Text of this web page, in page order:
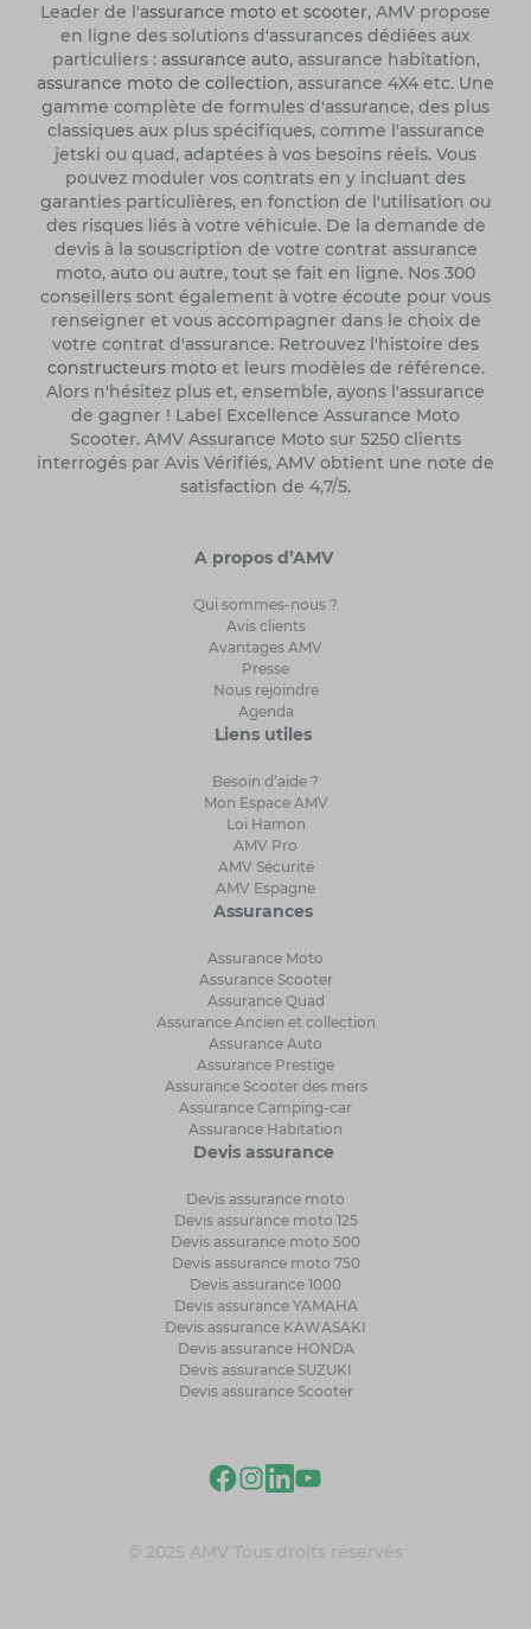
Leader de l'assurance moto et scooter, AMV propose
en ligne des solutions d'assurances dédiées aux
particuliers : assurance auto, assurance habitation,
assurance moto de collection, assurance 4X4 etc. Une
gamme complète de formules d'assurance, des plus
classiques aux plus spécifiques, comme l'assurance
jetski ou quad, adaptées à vos besoins réels. Vous
pouvez moduler vos contrats en y incluant des
garanties particulières, en fonction de l'utilisation ou
des risques liés à votre véhicule. De la demande de
devis à la souscription de votre contrat assurance
moto, auto ou autre, tout se fait en ligne. Nos 300
conseillers sont également à votre écoute pour vous
renseigner et vous accompagner dans le choix de
votre contrat d'assurance. Retrouvez l'histoire des
constructeurs motoet leurs modèles de référence.
Alors n'hésitez plus et, ensemble, ayons l'assurance
de gagner ! Label Excellence Assurance Moto
Scooter. AMV Assurance Moto sur 5250 clients
interrogés par Avis Vérifiés, AMV obtient une note de
satisfaction de 4,7/5.
A propos d’AMV
Qui sommes-nous ?
Avis clients
Avantages AMV
Presse
Nous rejoindre
Agenda
Liens utiles
Besoin d’aide ?
Mon Espace AMV
Loi Hamon
AMV Pro
AMV Sécurité
AMV Espagne
Assurances
Assurance Moto
Assurance Scooter
Assurance Quad
Assurance Ancien et collection
Assurance Auto
Assurance Prestige
Assurance Scooter des mers
Assurance Camping-car
Assurance Habitation
Devis assurance
Devis assurance moto
Devis assurance moto 125
Devis assurance moto 500
Devis assurance moto 750
Devis assurance 1000
Devis assurance YAMAHA
Devis assurance KAWASAKI
Devis assurance HONDA
Devis assurance SUZUKI
Devis assurance Scooter
© 2025 AMV Tous droits réservés